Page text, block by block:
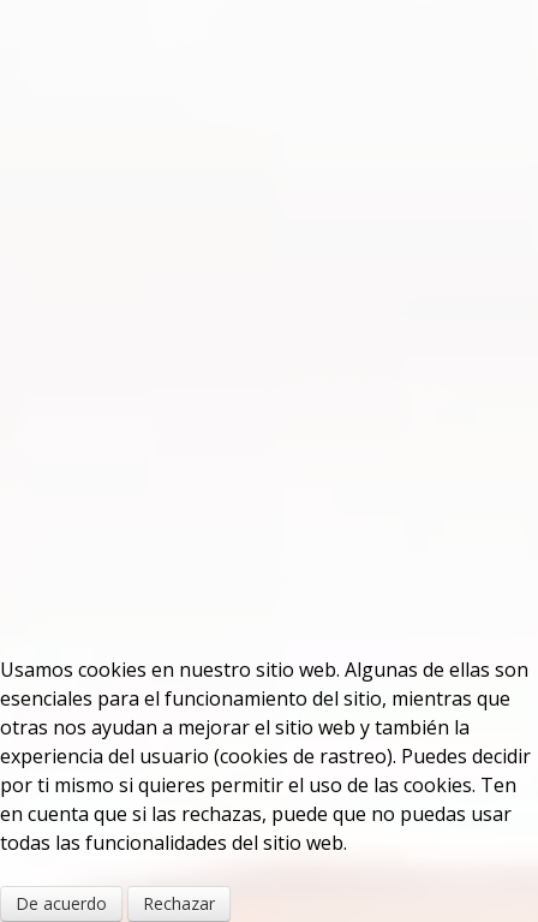
Usamos cookies en nuestro sitio web. Algunas de ellas son
esenciales para el funcionamiento del sitio, mientras que
otras nos ayudan a mejorar el sitio web y también la
experiencia del usuario (cookies de rastreo). Puedes decidir
por ti mismo si quieres permitir el uso de las cookies. Ten
en cuenta que si las rechazas, puede que no puedas usar
todas las funcionalidades del sitio web.
De acuerdo Rechazar